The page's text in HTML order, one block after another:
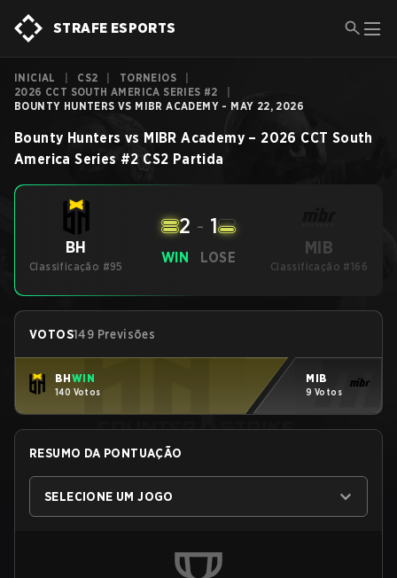
STRAFE ESPORTS
INICIAL CS2 TORNEIOS
2026 CCT SOUTH AMERICA SERIES #2
BOUNTY HUNTERS VS MIBR ACADEMY - MAY 22, 2026
Bounty Hunters vs MIBR Academy – 2026 CCT South
America Series #2 CS2 Partida
BH
Classificação #95
WIN
2 - 1
LOSE MIB
Classificação #166
VOTOS149 Previsões
BHWIN
140 Votos
MIB
9 Votos
RESUMO DA PONTUAÇÃO
SELECIONE UM JOGO